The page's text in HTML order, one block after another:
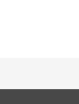
につい